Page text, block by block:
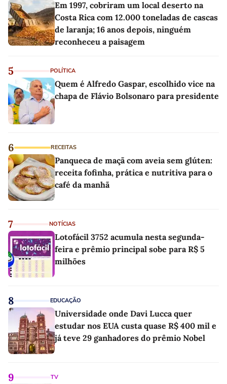
Em 1997, cobriram um local deserto na
Costa Rica com 12.000 toneladas de cascas
de laranja; 16 anos depois, ninguém
reconheceu a paisagem
5 POLÍTICA
Quem é Alfredo Gaspar, escolhido vice na
chapa de Flávio Bolsonaro para presidente
6 RECEITAS
Panqueca de maçã com aveia sem glúten:
receita fofinha, prática e nutritiva para o
café da manhã
7 NOTÍCIAS
Lotofácil 3752 acumula nesta segunda-
feira e prêmio principal sobe para R$ 5
milhões
8 EDUCAÇÃO
Universidade onde Davi Lucca quer
estudar nos EUA custa quase R$ 400 mil e
já teve 29 ganhadores do prêmio Nobel
9 TV